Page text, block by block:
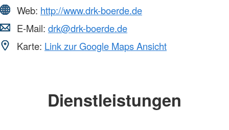
Web: http://www.drk-boerde.de
E-Mail: drk@drk-boerde.de
Karte: Link zur Google Maps Ansicht
Dienstleistungen